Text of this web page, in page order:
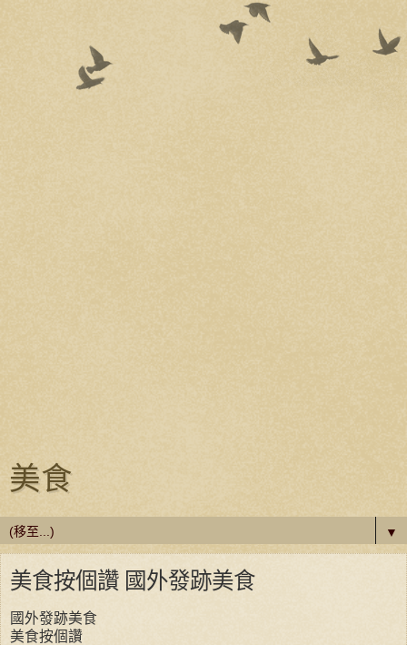
美食
▼
美食按個讚 國外發跡美食
國外發跡美食
美食按個讚